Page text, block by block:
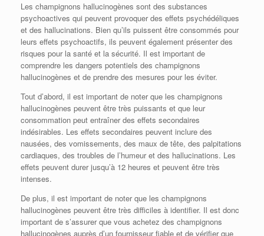
Les champignons hallucinogènes sont des substances
psychoactives qui peuvent provoquer des effets psychédéliques
et des hallucinations. Bien qu’ils puissent être consommés pour
leurs effets psychoactifs, ils peuvent également présenter des
risques pour la santé et la sécurité. Il est important de
comprendre les dangers potentiels des champignons
hallucinogènes et de prendre des mesures pour les éviter.
Tout d’abord, il est important de noter que les champignons
hallucinogènes peuvent être très puissants et que leur
consommation peut entraîner des effets secondaires
indésirables. Les effets secondaires peuvent inclure des
nausées, des vomissements, des maux de tête, des palpitations
cardiaques, des troubles de l’humeur et des hallucinations. Les
effets peuvent durer jusqu’à 12 heures et peuvent être très
intenses.
De plus, il est important de noter que les champignons
hallucinogènes peuvent être très difficiles à identifier. Il est donc
important de s’assurer que vous achetez des champignons
hallucinogènes auprès d’un fournisseur fiable et de vérifier que